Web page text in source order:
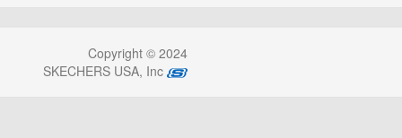
Copyright © 2024
SKECHERS USA, Inc